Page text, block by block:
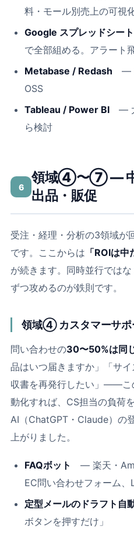
料・モール別売上の可視
Google スプレッドシー
で全部組める。アラート
Metabase / Redash ―
OSS
Tableau / Power BI ―
ら検討
6
領域④〜⑦ ― 中
出品・販促
受注・経理・分析の3領域が
です。ここからは 「ROIは
が続きます。同時並行では
ずつ攻めるのが鉄則です。
領域④ カスタマーサポ
問い合わせの30〜50%は同
品はいつ届きますか」「サ
収書を再発行したい」――こ
動化すれば、CS担当の負荷
AI（ChatGPT・Claude）の
上がりました。
FAQボット
― 楽天・
EC問い合わせフォーム、
定型メールのドラフト自
ボタンを押すだけ」